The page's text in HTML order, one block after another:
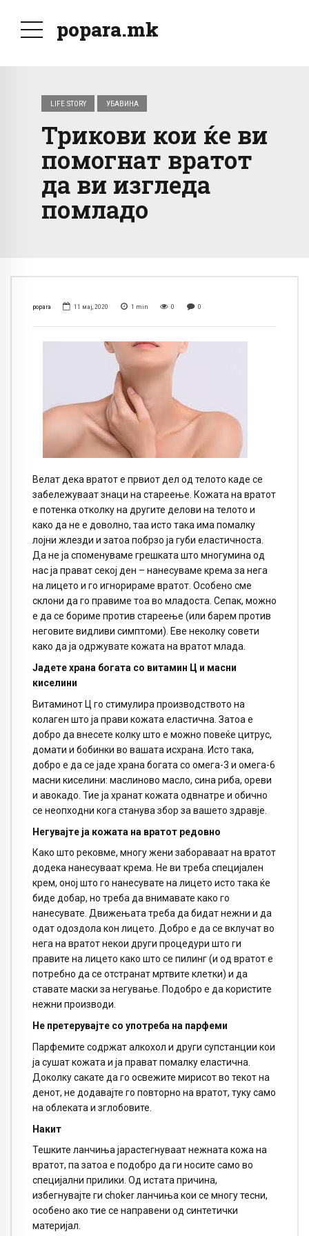
popara.mk
LIFE STORY УБАВИНА
Трикови кои ќе ви
помогнат вратот
да ви изгледа
помладо
popara 11 мај, 2020 1 min 0 0
Велат дека вратот е првиот дел од телото каде се
забележуваат знаци на стареење. Кожата на вратот
е потенка отколку на другите делови на телото и
како да не е доволно, таа исто така има помалку
лојни жлезди и затоа побрзо ја губи еластичноста.
Да не ја споменуваме грешката што многумина од
нас ја прават секој ден – нанесуваме крема за нега
на лицето и го игнорираме вратот. Особено сме
склони да го правиме тоа во младоста. Сепак, можно
е да се бориме против стареење (или барем против
неговите видливи симптоми). Еве неколку совети
како да ја одржувате кожата на вратот млада.
Јадете храна богата со витамин Ц и масни
киселини
Витаминот Ц го стимулира производството на
колаген што ја прави кожата еластична. Затоа е
добро да внесете колку што е можно повеќе цитрус,
домати и бобинки во вашата исхрана. Исто така,
добро е да се јаде храна богата со омега-3 и омега-6
масни киселини: маслиново масло, сина риба, ореви
и авокадо. Тие ја хранат кожата одвнатре и обично
се неопходни кога станува збор за вашето здравје.
Негувајте ја кожата на вратот редовно
Како што рековме, многу жени забораваат на вратот
додека нанесуваат крема. Не ви треба специјален
крем, оној што го нанесувате на лицето исто така ќе
биде добар, но треба да внимавате како го
нанесувате. Движењата треба да бидат нежни и да
одат одоздола кон лицето. Добро е да се вклучат во
нега на вратот некои други процедури што ги
правите на лицето како што се пилинг (и од вратот е
потребно да се отстранат мртвите клетки) и да
ставате маски за негување. Подобро е да користите
нежни производи.
Не претерувајте со употреба на парфеми
Парфемите содржат алкохол и други супстанции кои
ја сушат кожата и ја прават помалку еластична.
Доколку сакате да го освежите мирисот во текот на
денот, не додавајте го повторно на вратот, туку само
на облеката и зглобовите.
Накит
Тешките ланчиња јарастегнуваат нежната кожа на
вратот, па затоа е подобро да ги носите само во
специјални прилики. Од истата причина,
избегнувајте ги choker ланчиња кои се многу тесни,
особено ако тие се направени од синтетички
материјал.